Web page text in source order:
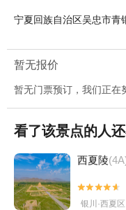
宁夏回族自治区吴忠市青
暂无报价
暂无门票预订，我们正在
看了该景点的人
西夏陵


银川·西夏区